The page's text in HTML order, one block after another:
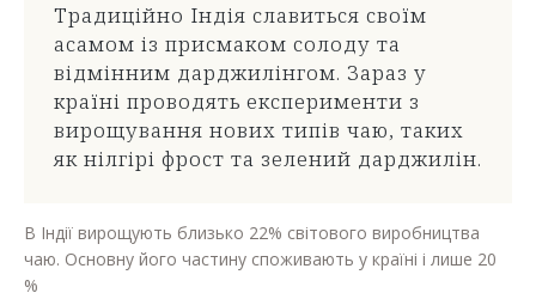
Традиційно Індія славиться своїм
асамом із присмаком солоду та
відмінним дарджилінгом. Зараз у
країні проводять експерименти з
вирощування нових типів чаю, таких
як нілгірі фрост та зелений дарджилін.
В Індії вирощують близько 22% світового виробництва
чаю. Основну його частину споживають у країні і лише 20
%